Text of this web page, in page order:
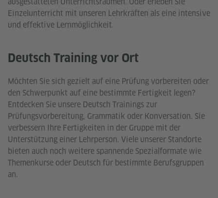
Einzelunterricht mit unseren Lehrkräften als eine intensive
und effektive Lernmöglichkeit.
Deutsch Training vor Ort
Möchten Sie sich gezielt auf eine Prüfung vorbereiten oder
den Schwerpunkt auf eine bestimmte Fertigkeit legen?
Entdecken Sie unsere Deutsch Trainings zur
Prüfungsvorbereitung, Grammatik oder Konversation. Sie
verbessern Ihre Fertigkeiten in der Gruppe mit der
Unterstützung einer Lehrperson. Viele unserer Standorte
bieten auch noch weitere spannende Spezialformate wie
Themenkurse oder Deutsch für bestimmte Berufsgruppen
an.